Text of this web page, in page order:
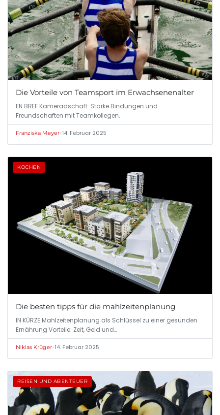
Die Vorteile von Teamsport im Erwachsenenalter
EN BREF Kameradschaft: Starke Bindungen und
Freundschaften mit Teamkollegen.
Franziska Meyer•14. Februar 2025
KOCHEN
Die besten tipps für die mahlzeitenplanung
IN KÜRZE Mahlzeitenplanung als Schlüssel zu einer gesunden
Ernährung Vorteile: Zeit, Geld und…
Niklas Krüger•14. Februar 2025
REISEN UND ABENTEUER